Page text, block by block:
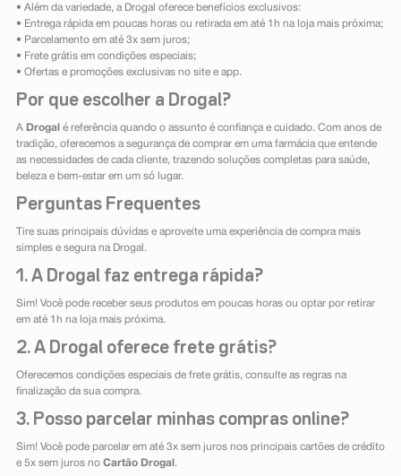
• Além da variedade, a Drogal oferece benefícios exclusivos:
• Entrega rápida em poucas horas ou retirada em até 1h na loja mais próxima;
• Parcelamento em até 3x sem juros;
• Frete grátis em condições especiais;
• Ofertas e promoções exclusivas no site e app.
Por que escolher a Drogal?
A Drogal é referência quando o assunto é confiança e cuidado. Com anos de
tradição, oferecemos a segurança de comprar em uma farmácia que entende
as necessidades de cada cliente, trazendo soluções completas para saúde,
beleza e bem-estar em um só lugar.
Perguntas Frequentes
Tire suas principais dúvidas e aproveite uma experiência de compra mais
simples e segura na Drogal.
1. A Drogal faz entrega rápida?
Sim! Você pode receber seus produtos em poucas horas ou optar por retirar
em até 1h na loja mais próxima.
2. A Drogal oferece frete grátis?
Oferecemos condições especiais de frete grátis, consulte as regras na
finalização da sua compra.
3. Posso parcelar minhas compras online?
Sim! Você pode parcelar em até 3x sem juros nos principais cartões de crédito
e 5x sem juros no Cartão Drogal .